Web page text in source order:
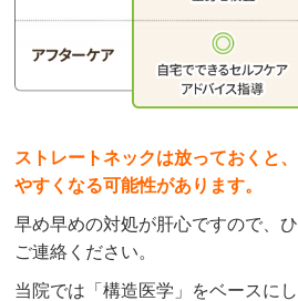
ストレートネックは放っておくと
やすくなる可能性があります。
早め早めの対処が肝心ですので、
ご連絡ください。
当院では「構造医学」をベースに